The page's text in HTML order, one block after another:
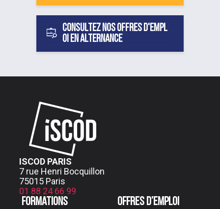
Consultez nos offres d'empl
oi en alternance
ISCOD PARIS
7 rue Henri Bocquillon
75015 Paris
01 88 24 66 99
Formations
Offres d’emploi